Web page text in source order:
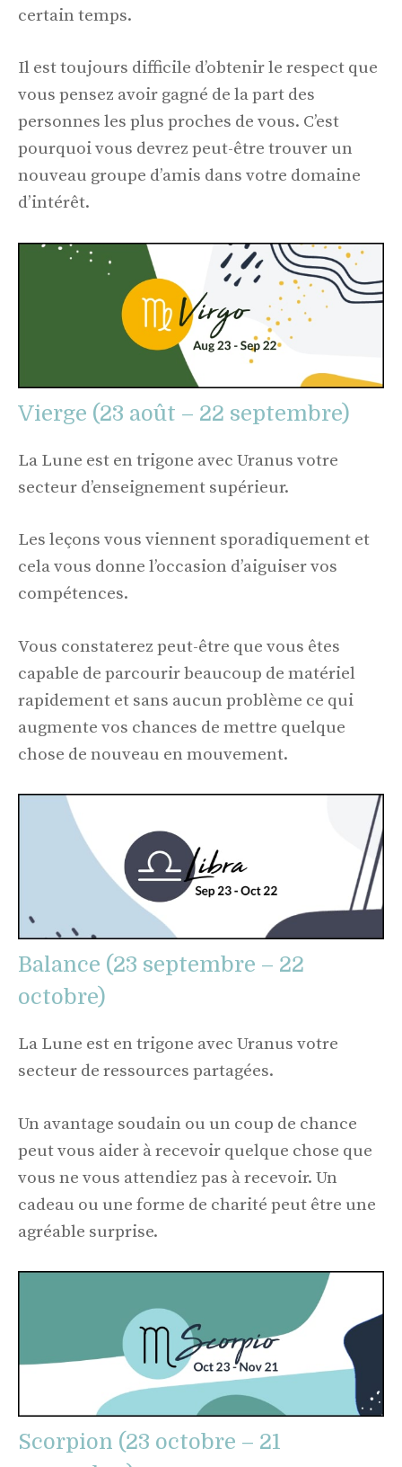
certain temps.
Il est toujours difficile d’obtenir le respect que
vous pensez avoir gagné de la part des
personnes les plus proches de vous. C’est
pourquoi vous devrez peut-être trouver un
nouveau groupe d’amis dans votre domaine
d’intérêt.
Vierge (23 août – 22 septembre)
La Lune est en trigone avec Uranus votre
secteur d’enseignement supérieur.
Les leçons vous viennent sporadiquement et
cela vous donne l’occasion d’aiguiser vos
compétences.
Vous constaterez peut-être que vous êtes
capable de parcourir beaucoup de matériel
rapidement et sans aucun problème ce qui
augmente vos chances de mettre quelque
chose de nouveau en mouvement.
Balance (23 septembre – 22
octobre)
La Lune est en trigone avec Uranus votre
secteur de ressources partagées.
Un avantage soudain ou un coup de chance
peut vous aider à recevoir quelque chose que
vous ne vous attendiez pas à recevoir. Un
cadeau ou une forme de charité peut être une
agréable surprise.
Scorpion (23 octobre – 21